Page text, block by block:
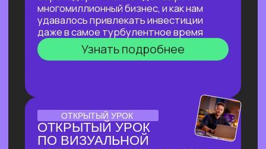
ОНЛАЙН-ПРАКТИКУМ
ПО НЕЙРОСЕТЯМ
ДЛЯ САМОЗАНЯТЫХ,
РУКОВОДИТЕЛЕЙ
И ВЛАДЕЛЬЦЕВ БИЗНЕСА
разбираться